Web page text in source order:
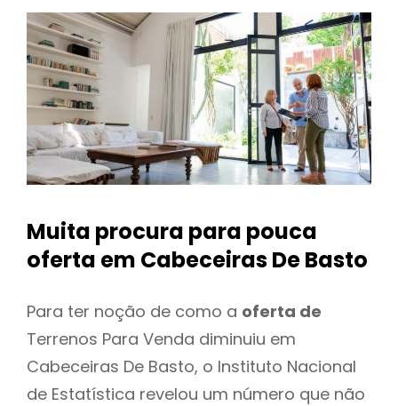
Muita procura para pouca
oferta em Cabeceiras De Basto
Para ter noção de como a oferta de
Terrenos Para Venda diminuiu em
Cabeceiras De Basto, o Instituto Nacional
de Estatística revelou um número que não